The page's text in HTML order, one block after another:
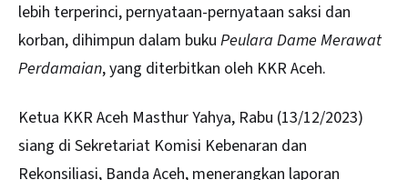
lebih terperinci, pernyataan-pernyataan saksi dan
korban, dihimpun dalam buku Peulara Dame Merawat
Perdamaian, yang diterbitkan oleh KKR Aceh.
Ketua KKR Aceh Masthur Yahya, Rabu (13/12/2023)
siang di Sekretariat Komisi Kebenaran dan
Rekonsiliasi, Banda Aceh, menerangkan laporan